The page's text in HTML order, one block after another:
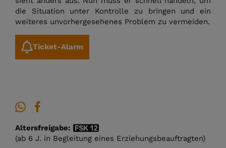
die Situation unter Kontrolle zu bringen und ein
weiteres unvorhergesehenes Problem zu vermeiden.
Ticket-Alarm
Altersfreigabe:
(ab 6 J. in Begleitung eines Erziehungsbeauftragten)